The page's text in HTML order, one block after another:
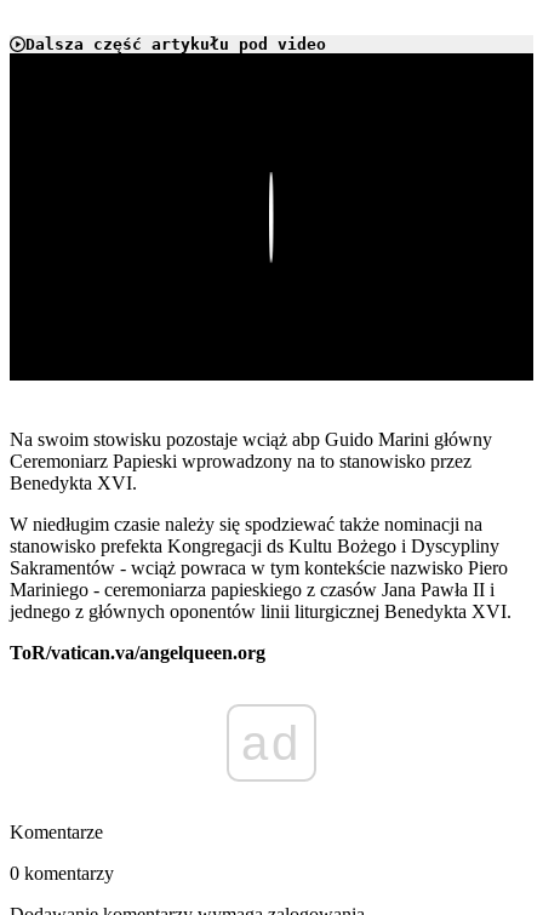
Dalsza część artykułu pod video
Na swoim stowisku pozostaje wciąż abp Guido Marini główny
Ceremoniarz Papieski wprowadzony na to stanowisko przez
Benedykta XVI.
W niedługim czasie należy się spodziewać także nominacji na
stanowisko prefekta Kongregacji ds Kultu Bożego i Dyscypliny
Sakramentów - wciąż powraca w tym kontekście nazwisko Piero
Mariniego - ceremoniarza papieskiego z czasów Jana Pawła II i
jednego z głównych oponentów linii liturgicznej Benedykta XVI.
ToR/vatican.va/angelqueen.org
ad
Komentarze
0 komentarzy